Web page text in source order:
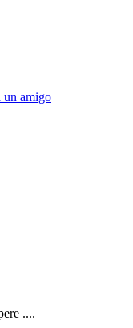
un amigo
....